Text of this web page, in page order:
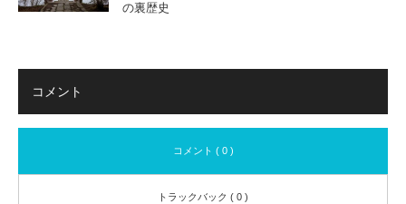
の裏歴史
コメント
コメント ( 0 )
トラックバック ( 0 )